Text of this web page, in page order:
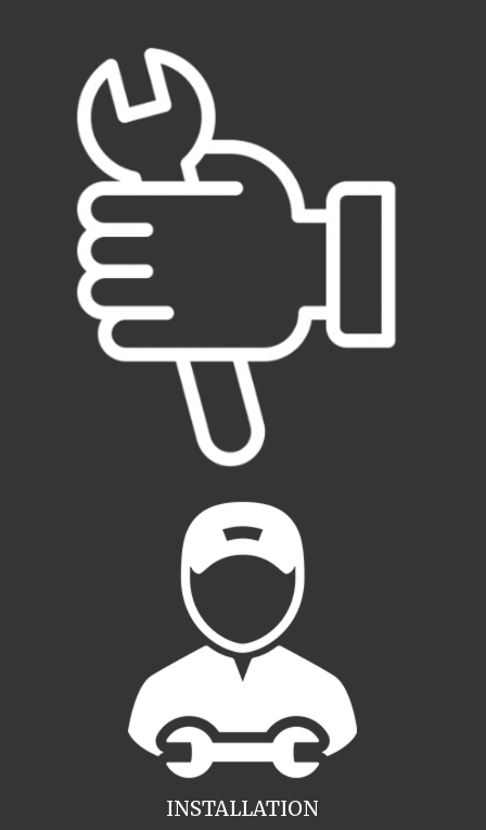
INSTALLATION